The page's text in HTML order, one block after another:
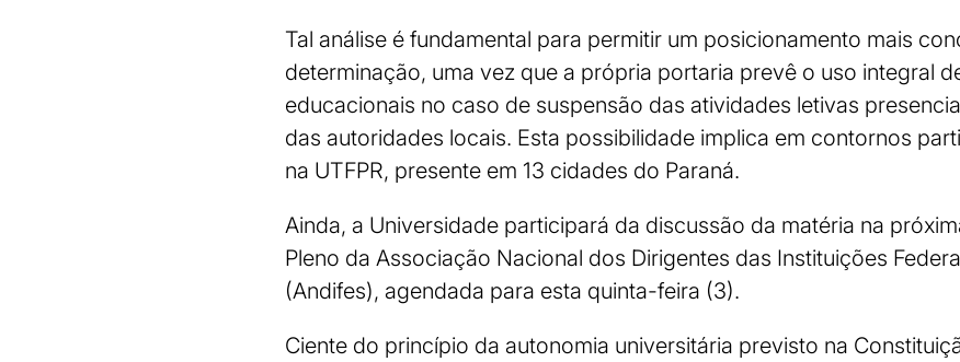
Tal análise é fundamental para permitir um posicionamento mais
determinação, uma vez que a própria portaria prevê o uso integral
educacionais no caso de suspensão das atividades letivas
das autoridades locais. Esta possibilidade implica em contornos
na UTFPR, presente em 13 cidades do Paraná.
Ainda, a Universidade participará da discussão da matéria na
Pleno da Associação Nacional dos Dirigentes das Instituições
(Andifes), agendada para esta quinta-feira (3).
Ciente do princípio da autonomia universitária previsto na